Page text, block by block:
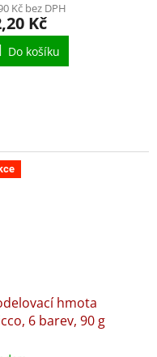
Kč bez DPH
Kč
Do košíku
hmota
6 barev, 90 g